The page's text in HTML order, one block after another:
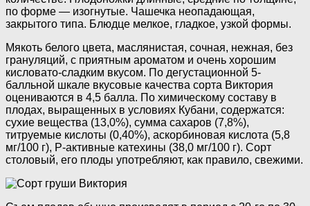
по форме — изогнутые. Чашечка неопадающая,
закрытого типа. Блюдце мелкое, гладкое, узкой формы.
Мякоть белого цвета, маслянистая, сочная, нежная, без
грануляций, с приятным ароматом и очень хорошим
кисловато-сладким вкусом. По дегустационной 5-
балльной шкале вкусовые качества сорта Виктория
оцениваются в 4,5 балла. По химическому составу в
плодах, выращенных в условиях Кубани, содержатся:
сухие вещества (13,0%), сумма сахаров (7,8%),
титруемые кислоты (0,40%), аскорбиновая кислота (5,8
мг/100 г), P-активные катехины (38,0 мг/100 г). Сорт
столовый, его плоды употребляют, как правило, свежими.